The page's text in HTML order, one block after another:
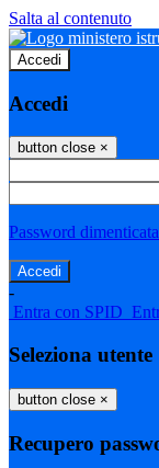
Salta al contenuto
Accedi
Accedi
button close ×
Password
-
Entra con SPID
Seleziona utente
button close ×
Recupero